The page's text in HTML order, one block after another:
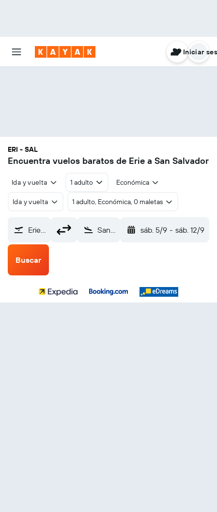
Iniciar
ERI - SAL
Encuentra vuelos baratos de Erie a San Salvador
Ida y vuelta 1 adulto Económica
Ida y vuelta 1 adulto, Económica, 0 maletas
Erie (ERI) San Salvador Internacional de El Salvador (SAL) sáb. 5/9 - sáb. 12/9
Buscar